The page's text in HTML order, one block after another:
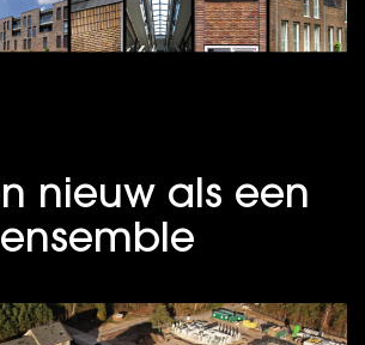
nieuw als een
ensemble